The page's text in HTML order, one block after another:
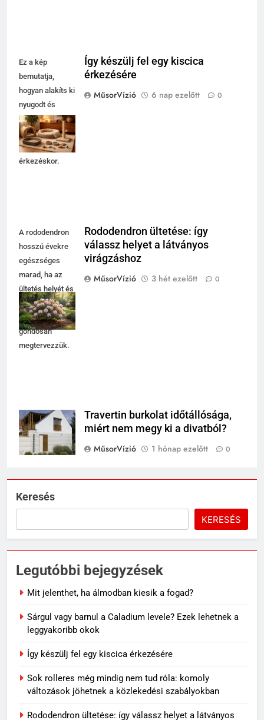
Ez a kép
bemutatja,
hogyan alakíts ki
nyugodt és
biztonságos
otthont egy
kiscicának
érkezéskor.
Így készülj fel egy kiscica
érkezésére
MűsorVízió
6 nap ezelőtt 0
A rododendron
hosszú évekre
egészséges
marad, ha az
ültetés helyét és
a
fényviszonyokat
gondosan
megtervezzük.
Rododendron ültetése: így
válassz helyet a látványos
virágzáshoz
MűsorVízió
3 hét ezelőtt 0
Travertin burkolat időtállósága,
miért nem megy ki a divatból?
MűsorVízió
1 hónap ezelőtt 0
Keresés
KERESÉS
Legutóbbi bejegyzések
Mit jelenthet, ha álmodban kiesik a fogad?
Sárgul vagy barnul a Caladium levele? Ezek lehetnek a
leggyakoribb okok
Így készülj fel egy kiscica érkezésére
Sok rolleres még mindig nem tud róla: komoly
változások jöhetnek a közlekedési szabályokban
Rododendron ültetése: így válassz helyet a látványos